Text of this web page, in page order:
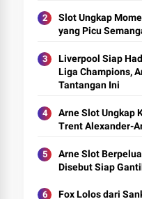
Slot Ungkap
yang Picu
Liverpool Siap
Liga Champions,
Tantangan Ini
Arne Slot Ungkap
Trent Alexander-
Arne Slot
Disebut Siap
Fox Lolos dari